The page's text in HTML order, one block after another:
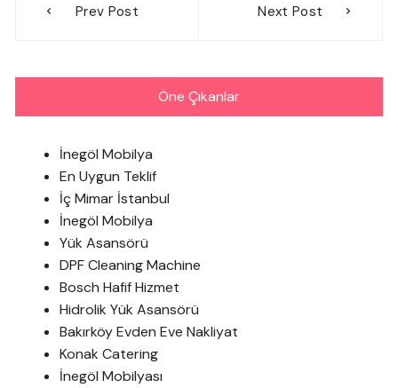
gezinmesi
Prev Post Next Post
Öne Çıkanlar
İnegöl Mobilya
En Uygun Teklif
İç Mimar İstanbul
İnegöl Mobilya
Yük Asansörü
DPF Cleaning Machine
Bosch Hafif Hizmet
Hidrolik Yük Asansörü
Bakırköy Evden Eve Nakliyat
Konak Catering
İnegöl Mobilyası